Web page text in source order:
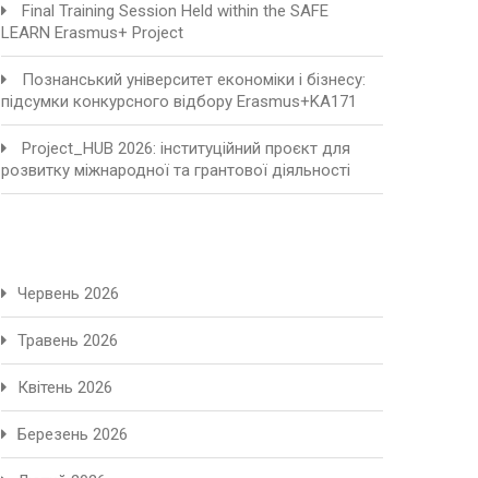
Final Training Session Held within the SAFE
LEARN Erasmus+ Project
Познанський університет економіки і бізнесу:
підсумки конкурсного відбору Erasmus+KA171
Project_HUB 2026: інституційний проєкт для
розвитку міжнародної та грантової діяльності
Червень 2026
Травень 2026
Квітень 2026
Березень 2026